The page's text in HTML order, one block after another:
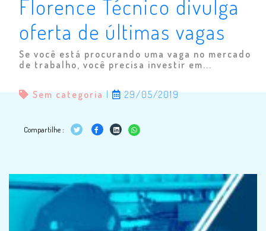
Florence Técnico divulga
oferta de últimas vagas
Se você está procurando uma vaga no mercado
de trabalho, você precisa investir em...
Sem categoria 29/05/2019
Compartilhe :